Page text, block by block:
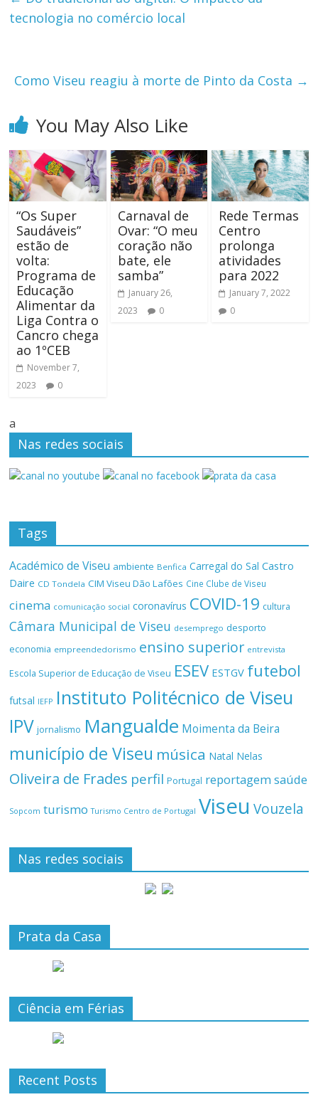
tecnologia no comércio local
Como Viseu reagiu à morte de Pinto da Costa →
You May Also Like
“Os Super
Saudáveis”
estão de
volta:
Programa de
Educação
Alimentar da
Liga Contra o
Cancro chega
ao 1ºCEB
November 7,
2023
0
Carnaval de
Ovar: “O meu
coração não
bate, ele
samba”
January 26,
2023
0
Rede Termas
Centro
prolonga
atividades
para 2022
January 7, 2022
0
a
Nas redes sociais
Tags
Académico de Viseu ambiente Benfica Carregal do Sal Castro
Daire CD Tondela CIM Viseu Dão Lafões Cine Clube de Viseu
cinema comunicação social coronavírus COVID-19 cultura
Câmara Municipal de Viseu desemprego desporto
economia empreendedorismo ensino superior entrevista
Escola Superior de Educação de Viseu ESEV ESTGV futebol
futsal IEFP Instituto Politécnico de Viseu
IPV jornalismo Mangualde Moimenta da Beira
município de Viseu música Natal Nelas
Oliveira de Frades perfil Portugal reportagemsaúde
Sopcom turismo Turismo Centro de Portugal Viseu Vouzela
Nas redes sociais
Prata da Casa
Ciência em Férias
Recent Posts